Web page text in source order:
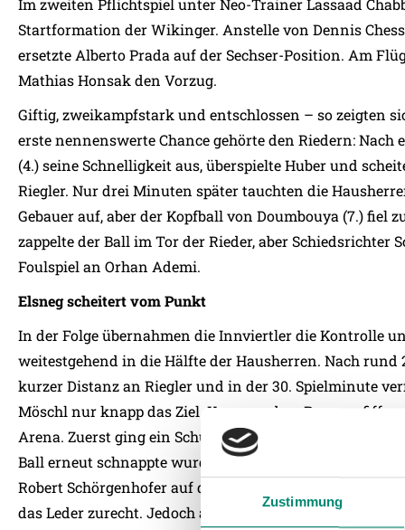
Zustimmung
Im zweiten Pflichtspiel unter Neo-Trainer Lassaad
Startformation der Wikinger. Anstelle von Dennis
ersetzte Alberto Prada auf der Sechser-Position. Am
Mathias Honsak den Vorzug.
Giftig, zweikampfstark und entschlossen – so zeigten
erste nennenswerte Chance gehörte den Riedern:
(4.) seine Schnelligkeit aus, überspielte Huber und
Riegler. Nur drei Minuten später tauchten die
Gebauer auf, aber der Kopfball von Doumbouya (7.) fiel
zappelte der Ball im Tor der Rieder, aber Schiedsrichter
Foulspiel an Orhan Ademi.
Elsneg scheitert vom Punkt
In der Folge übernahmen die Innviertler die Kontrolle
weitestgehend in die Hälfte der Hausherren. Nach
kurzer Distanz an Riegler und in der 30. Spielminute
Möschl nur knapp das Ziel. Kurz vor dem Pausenpfiff
Arena. Zuerst ging ein Schuss von Orhan Ademi an
Ball erneut schnappte wurde er von Babacar Diallo von
Robert Schörgenhofer auf den Punkt. Dieter Elsneg
das Leder zurecht. Jedoch antizipierte Riegler die